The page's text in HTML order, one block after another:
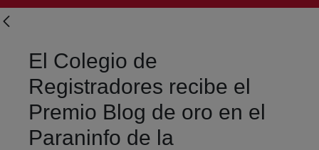
El Colegio de
Registradores recibe el
Premio Blog de oro en el
Paraninfo de la